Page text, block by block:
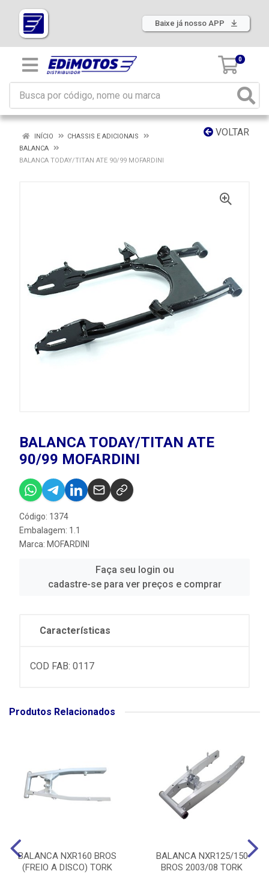
Baixe já nosso APP
0
VOLTAR
INÍCIO
CHASSIS E ADICIONAIS
BALANCA
BALANCA TODAY/TITAN ATE 90/99 MOFARDINI
BALANCA TODAY/TITAN ATE
90/99 MOFARDINI
Código: 1374
Embalagem: 1.1
Marca: MOFARDINI
Faça seu login ou
cadastre-se para ver preços e comprar
Características
COD FAB: 0117
Produtos Relacionados
BALANCA NXR160 BROS
(FREIO A DISCO) TORK
BALANCA NXR125/150
BROS 2003/08 TORK